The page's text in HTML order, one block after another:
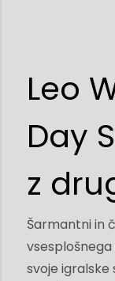
Leo
Day
z
Šarmantni in
svoje igralske